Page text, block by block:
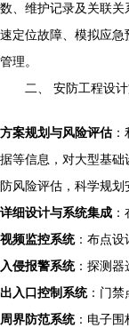
数、维护记录及关联
速定位故障、模拟应
管理。
二、 安防工程设
方案规划与风险评估：
据等信息，对大型基
防风险评估，科学规划
详细设计与系统集成
视频监控系统：布点设
入侵报警系统：探测器
出入口控制系统：门禁
周界防范系统：电子围